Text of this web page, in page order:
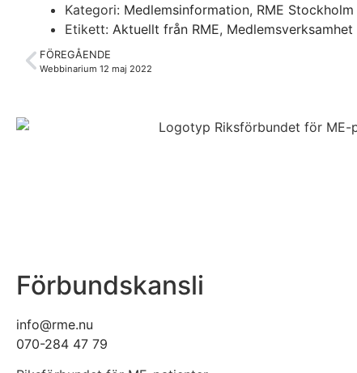
Kategori: Medlemsinformation, RME Stockholm
Etikett: Aktuellt från RME, Medlemsverksamhet
FÖREGÅENDE
Webbinarium 12 maj 2022
Förbundskansli
info@rme.nu
070-284 47 79